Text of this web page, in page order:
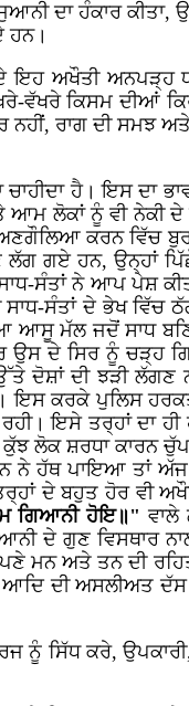
ਦਾ ਹੰਕਾਰ ਕੀਤਾ,
ਹਨ।
ਅਖੌਤੀ ਅਨਪੜ੍ਹ
ਕਿਸਮ ਦੀਆਂ
ਰਾਗ ਦੀ ਸਮਝ
ਹੈ। ਇਸ ਦਾ
ਲੋਕਾਂ ਨੂੰ ਵੀ ਨੇਕੀ
ਕਰਨ ਵਿੱਚ
ਗਏ ਹਨ, ਉਨ੍ਹਾਂ
ਸੰਤਾਂ ਨੇ ਆਪ ਪੇਸ਼
ਸੰਤਾਂ ਦੇ ਭੇਖ ਵਿੱਚ
ਆਸੂ ਮੱਲ ਜਦੋਂ ਸਾਧ
ਉਸ ਦੇ ਸਿਰ ਨੂੰ
ਦੀ ਝੜੀ ਲੱਗਣ
ਇਸ ਕਰਕੇ ਪੁਲਿਸ
ਇਸੇ ਤਰ੍ਹਾਂ ਦਾ ਹੀ
ਲੋਕ ਸ਼ਰਧਾ ਕਾਰਨ
ਹੱਥ ਪਾਇਆ ਤਾਂ ਅੱਜ
ਦੇ ਬਹੁਤ ਹੋਰ ਵੀ
ਗਿਆਨੀ ਹੋਇ॥"
ਦੇ ਗੁਣ ਵਿਸਥਾਰ
ਮਨ ਅਤੇ ਤਨ ਦੀ
ਦੀ ਅਸਲੀਅਤ ਦੱਸ
ਨੂੰ ਸਿੱਧ ਕਰੇ,